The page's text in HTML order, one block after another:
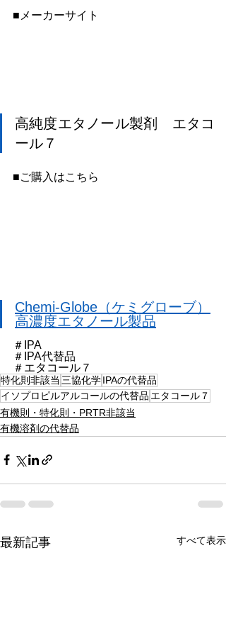
■メーカーサイト
高純度エタノール製剤　エタコ
ール７
■ご購入はこちら
Chemi-Globe（ケミグローブ）
高濃度エタノール製品
＃IPA
＃IPA代替品
＃エタコール７
特化則非該当 三協化学IPAの代替品
イソプロピルアルコールの代替品 エタコール７
有機則・特化則・PRTR非該当
有機溶剤の代替品
最新記事 すべて表示